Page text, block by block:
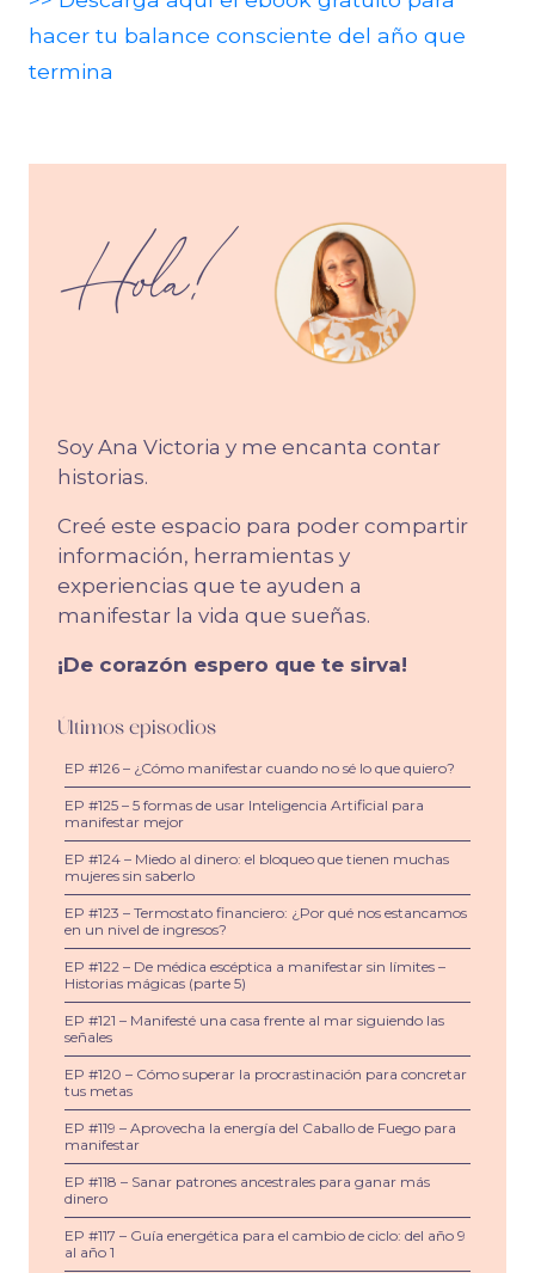
hacer tu balance consciente del año que
termina
Hola!
Soy Ana Victoria y me encanta contar
historias.
Creé este espacio para poder compartir
información, herramientas y
experiencias que te ayuden a
manifestar la vida que sueñas.
¡De corazón espero que te sirva!
Últimos episodios
EP #126 – ¿Cómo manifestar cuando no sé lo que quiero?
EP #125 – 5 formas de usar Inteligencia Artificial para
manifestar mejor
EP #124 – Miedo al dinero: el bloqueo que tienen muchas
mujeres sin saberlo
EP #123 – Termostato financiero: ¿Por qué nos estancamos
en un nivel de ingresos?
EP #122 – De médica escéptica a manifestar sin límites –
Historias mágicas (parte 5)
EP #121 – Manifesté una casa frente al mar siguiendo las
señales
EP #120 – Cómo superar la procrastinación para concretar
tus metas
EP #119 – Aprovecha la energía del Caballo de Fuego para
manifestar
EP #118 – Sanar patrones ancestrales para ganar más
dinero
EP #117 – Guía energética para el cambio de ciclo: del año 9
al año 1